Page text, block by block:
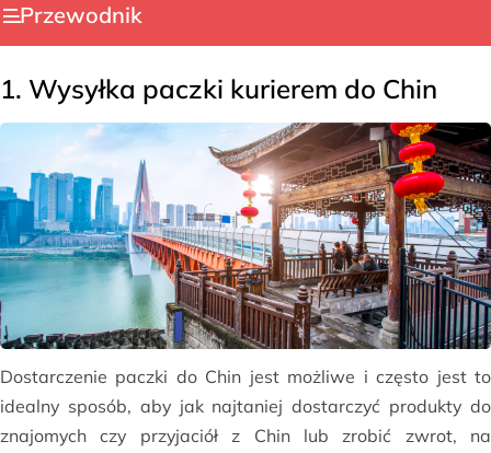
Przewodnik
1. Wysyłka paczki kurierem do Chin
Dostarczenie paczki do Chin jest możliwe i często jest to
idealny sposób, aby jak najtaniej dostarczyć produkty do
znajomych czy przyjaciół z Chin lub zrobić zwrot, na